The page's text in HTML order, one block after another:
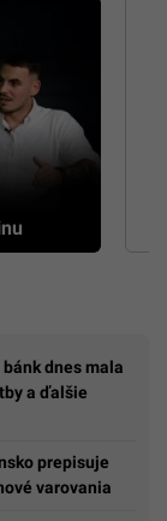
dnes mala
a ďalšie
prepisuje
varovania